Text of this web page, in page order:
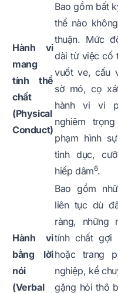
Hành vi
mang
tính thể
chất
(Physical
Conduct)
Bao gồm bất
thể nào
thuận. Mức
dài từ việc cố
vuốt ve, cấu
sờ mó, cọ
hành vi vi
nghiêm
phạm hình
tình dục,
hiếp dâm6.
Hành vi
bằng lời
nói
(Verbal
Bao gồm
liên tục dù
ràng, những
tính chất
hoặc trang
nghiệp, kể
gặng hỏi thô